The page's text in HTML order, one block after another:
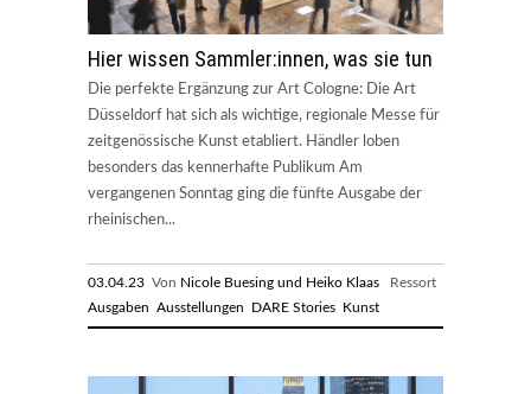
Hier wissen Sammler:innen, was sie tun
Die perfekte Ergänzung zur Art Cologne: Die Art
Düsseldorf hat sich als wichtige, regionale Messe für
zeitgenössische Kunst etabliert. Händler loben
besonders das kennerhafte Publikum Am
vergangenen Sonntag ging die fünfte Ausgabe der
rheinischen...
03.04.23 Von Nicole Buesing und Heiko Klaas Ressort
Ausgaben Ausstellungen DARE Stories Kunst